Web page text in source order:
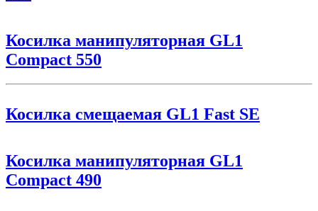
Косилка манипуляторная GL1
Compact 550
Косилка смещаемая GL1 Fast SE
Косилка манипуляторная GL1
Compact 490